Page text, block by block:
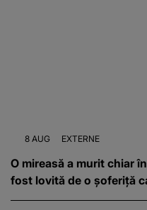
8 AUG EXTERNE
O mireasă a murit chiar
fost lovită de o șoferiță